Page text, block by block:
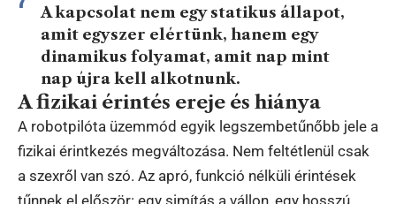
A kapcsolat nem egy statikus állapot,
amit egyszer elértünk, hanem egy
dinamikus folyamat, amit nap mint
nap újra kell alkotnunk.
A fizikai érintés ereje és hiánya
A robotpilóta üzemmód egyik legszembetűnőbb jele a
fizikai érintkezés megváltozása. Nem feltétlenül csak
a szexről van szó. Az apró, funkció nélküli érintések